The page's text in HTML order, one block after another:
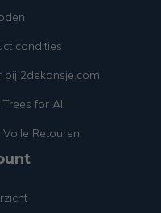
condities
2dekansje.com
for All
Retouren